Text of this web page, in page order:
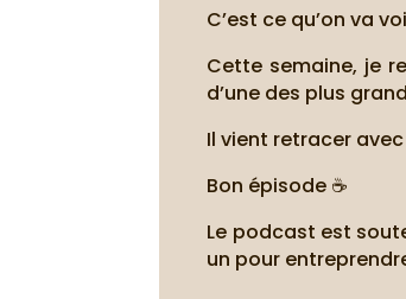
C’est ce qu’on va
Cette semaine, je
d’une des plus
Il vient retracer
Bon épisode ☕
Le podcast est
un pour